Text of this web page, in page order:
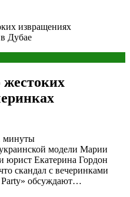
извращениях
Дубае
жестоких
минуты
модели Марии
юрист Екатерина Гордон
скандал с вечеринками
Party» обсуждают…